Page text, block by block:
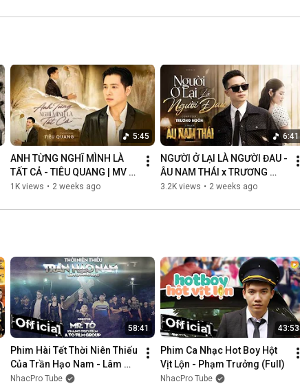
5:45
ANH TỪNG NGHĨ MÌNH LÀ
TẤT CẢ - TIÊU QUANG | MV
OFFICIAL
1K views • 2 weeks ago
6:41
NGƯỜI Ở LẠI LÀ NGƯỜI ĐAU -
ÂU NAM THÁI x TRƯƠNG
NGÔN | MV OFFICIAL
3.2K views • 2 weeks ago
58:41
Phim Hài Tết Thời Niên Thiếu
Của Trần Hạo Nam - Lâm
Chấn Khang [Official]
NhacPro Tube
43:53
Phim Ca Nhạc Hot Boy Hột
Vịt Lộn - Phạm Trưởng (Full)
NhacPro Tube